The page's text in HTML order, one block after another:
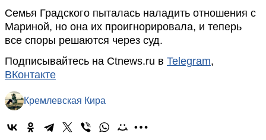
Семья Градского пыталась наладить отношения с
Мариной, но она их проигнорировала, и теперь
все споры решаются через суд.
Подписывайтесь на Ctnews.ru в Telegram,
ВКонтакте
Кремлевская Кира